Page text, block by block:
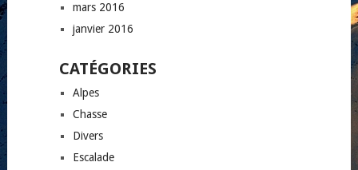
mars 2016
janvier 2016
CATÉGORIES
Alpes
Chasse
Divers
Escalade